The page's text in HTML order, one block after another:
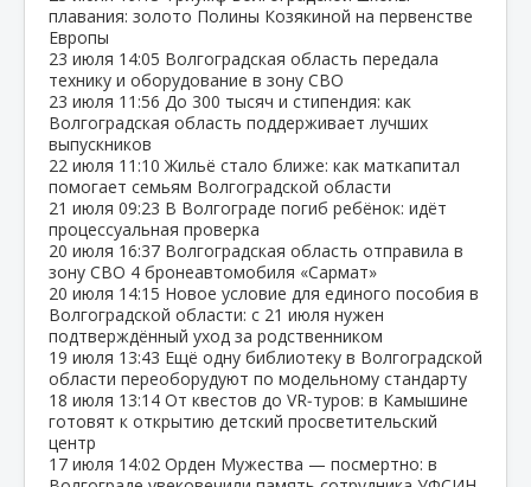
плавания: золото Полины Козякиной на первенстве
Европы
23 июля 14:05 Волгоградская область передала
технику и оборудование в зону СВО
23 июля 11:56 До 300 тысяч и стипендия: как
Волгоградская область поддерживает лучших
выпускников
22 июля 11:10 Жильё стало ближе: как маткапитал
помогает семьям Волгоградской области
21 июля 09:23 В Волгограде погиб ребёнок: идёт
процессуальная проверка
20 июля 16:37 Волгоградская область отправила в
зону СВО 4 бронеавтомобиля «Сармат»
20 июля 14:15 Новое условие для единого пособия в
Волгоградской области: с 21 июля нужен
подтверждённый уход за родственником
19 июля 13:43 Ещё одну библиотеку в Волгоградской
области переоборудуют по модельному стандарту
18 июля 13:14 От квестов до VR‑туров: в Камышине
готовят к открытию детский просветительский
центр
17 июля 14:02 Орден Мужества — посмертно: в